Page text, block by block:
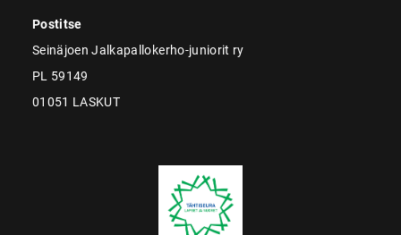
Postitse
Seinäjoen Jalkapallokerho-juniorit ry
PL 59149
01051 LASKUT